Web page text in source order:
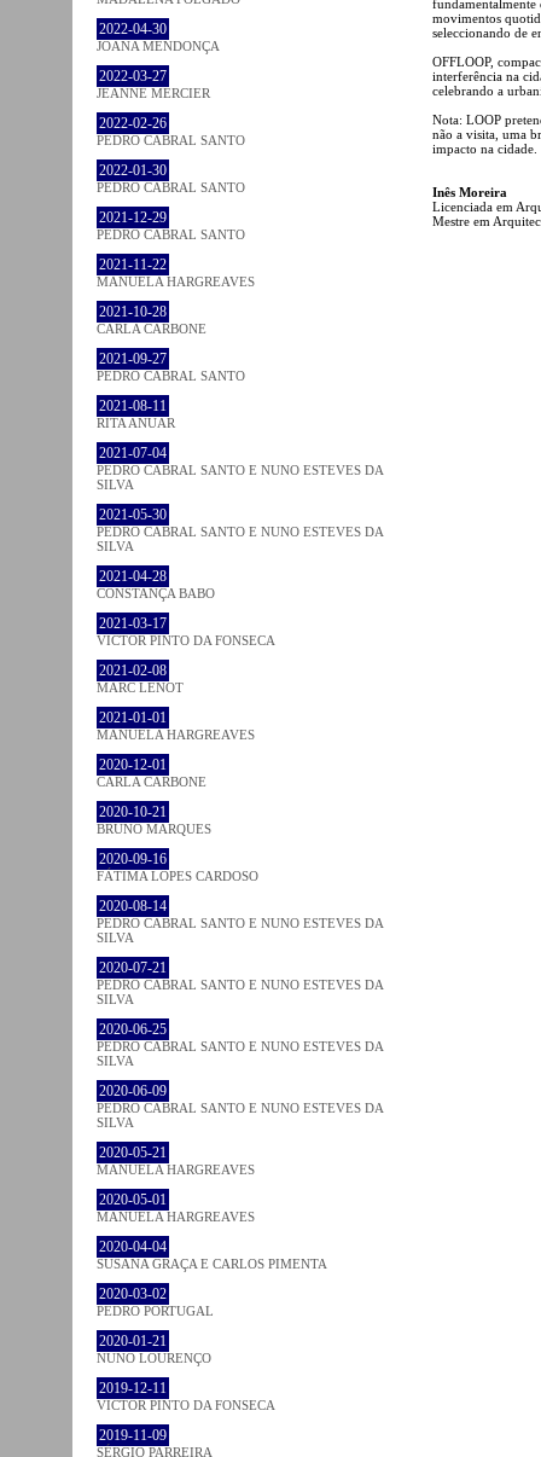
2022-04-30
JOANA MENDONÇA
2022-03-27
JEANNE MERCIER
2022-02-26
PEDRO CABRAL SANTO
2022-01-30
PEDRO CABRAL SANTO
2021-12-29
PEDRO CABRAL SANTO
2021-11-22
MANUELA HARGREAVES
2021-10-28
CARLA CARBONE
2021-09-27
PEDRO CABRAL SANTO
2021-08-11
RITA ANUAR
2021-07-04
PEDRO CABRAL SANTO E NUNO ESTEVES DA
SILVA
2021-05-30
PEDRO CABRAL SANTO E NUNO ESTEVES DA
SILVA
2021-04-28
CONSTANÇA BABO
2021-03-17
VICTOR PINTO DA FONSECA
2021-02-08
MARC LENOT
2021-01-01
MANUELA HARGREAVES
2020-12-01
CARLA CARBONE
2020-10-21
BRUNO MARQUES
2020-09-16
FÁTIMA LOPES CARDOSO
2020-08-14
PEDRO CABRAL SANTO E NUNO ESTEVES DA
SILVA
2020-07-21
PEDRO CABRAL SANTO E NUNO ESTEVES DA
SILVA
2020-06-25
PEDRO CABRAL SANTO E NUNO ESTEVES DA
SILVA
2020-06-09
PEDRO CABRAL SANTO E NUNO ESTEVES DA
SILVA
2020-05-21
MANUELA HARGREAVES
2020-05-01
MANUELA HARGREAVES
2020-04-04
SUSANA GRAÇA E CARLOS PIMENTA
2020-03-02
PEDRO PORTUGAL
2020-01-21
NUNO LOURENÇO
2019-12-11
VICTOR PINTO DA FONSECA
2019-11-09
SÉRGIO PARREIRA
fundamentalmente
movimentos
seleccionando de
OFFLOOP,
interferência na
celebrando a
Nota: LOOP
não a visita, uma
impacto na cidade.
Inês Moreira
Licenciada em
Mestre em